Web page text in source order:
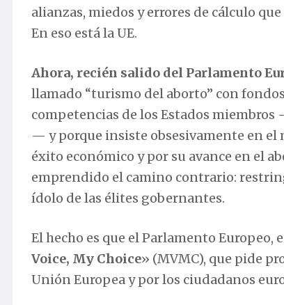
alianzas, miedos y errores de cálculo
En eso está la UE.
Ahora, recién salido del Parlamento
llamado “turismo del aborto” con
competencias de los Estados
— y porque insiste obsesivamente en el
éxito económico y por su avance en el
emprendido el camino contrario:
ídolo de las élites gobernantes.
El hecho es que el Parlamento
Voice, My Choice» (MVMC), que pide
Unión Europea y por los ciudadanos